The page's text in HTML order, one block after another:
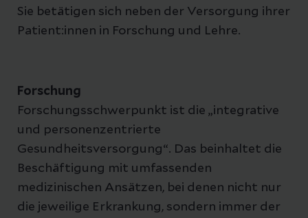
Sie betätigen sich neben der Versorgung ihrer
Patient:innen in Forschung und Lehre.
Forschung
Forschungsschwerpunkt ist die „integrative
und personenzentrierte
Gesundheitsversorgung“. Das beinhaltet die
Beschäftigung mit umfassenden
medizinischen Ansätzen, bei denen nicht nur
die jeweilige Erkrankung, sondern immer der